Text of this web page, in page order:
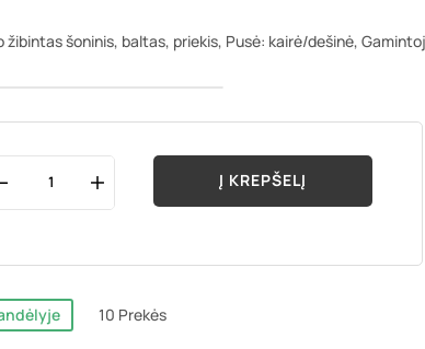
žibintas šoninis, baltas, priekis, Pusė: kairė/dešinė,
Į KREPŠELĮ
10 Prekės